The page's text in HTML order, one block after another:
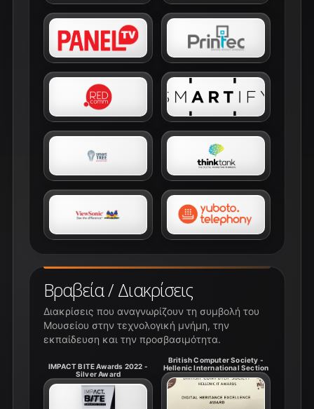
Βραβεία / Διακρίσεις
Διακρίσεις που αναγνωρίζουν τη συμβολή του
Μουσείου στην τεχνολογική μνήμη, την
εκπαίδευση και την προσβασιμότητα.
IMPACT BITE Awards 2022 -
Silver Award
British Computer Society -
Hellenic International Section